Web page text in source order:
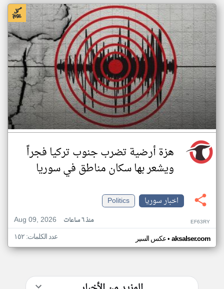
هزة أرضية تضرب جنوب تركيا فجراً
ويشعر بها سكان مناطق في سوريا
اخبار سوريا
Politics
Aug 09, 2026
منذ ٦ ساعات EF63RY
عكس السير• aksalser.com عدد الكلمات: ١٥٢